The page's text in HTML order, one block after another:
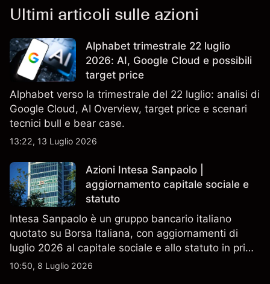
Ultimi articoli sulle azioni
Alphabet trimestrale 22 luglio
2026: AI, Google Cloud e possibili
target price
Alphabet verso la trimestrale del 22 luglio: analisi di
Google Cloud, AI Overview, target price e scenari
tecnici bull e bear case.
13:22, 13 Luglio 2026
Azioni Intesa Sanpaolo |
aggiornamento capitale sociale e
statuto
Intesa Sanpaolo è un gruppo bancario italiano
quotato su Borsa Italiana, con aggiornamenti di
luglio 2026 al capitale sociale e allo statuto in primo
piano. Esplora i target price ISP di terze parti e
10:50, 8 Luglio 2026